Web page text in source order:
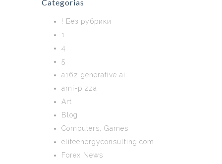
Categorias
! Без рубрики
1
4
5
a16z generative ai
ami-pizza
Art
Blog
Computers, Games
eliteenergyconsulting.com
Forex News